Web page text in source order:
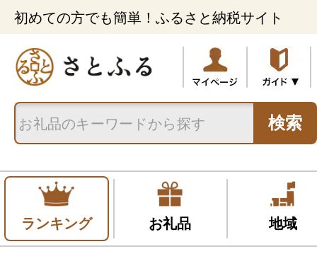
初めての方でも簡単！ふるさと納税サイト
検索
ランキング お礼品 地域